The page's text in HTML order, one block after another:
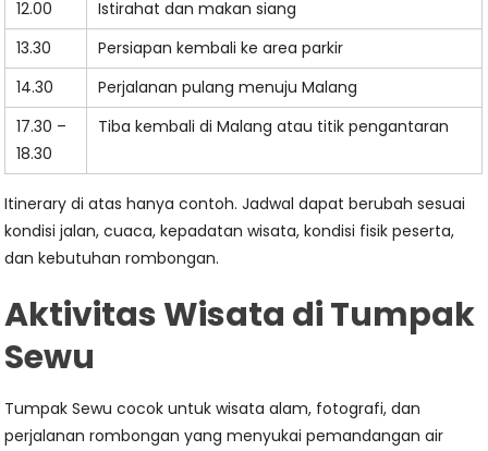
12.00
Istirahat dan makan siang
13.30
Persiapan kembali ke area parkir
14.30
Perjalanan pulang menuju Malang
17.30 –
18.30
Tiba kembali di Malang atau titik pengantaran
Itinerary di atas hanya contoh. Jadwal dapat berubah sesuai
kondisi jalan, cuaca, kepadatan wisata, kondisi fisik peserta,
dan kebutuhan rombongan.
Aktivitas Wisata di Tumpak
Sewu
Tumpak Sewu cocok untuk wisata alam, fotografi, dan
perjalanan rombongan yang menyukai pemandangan air